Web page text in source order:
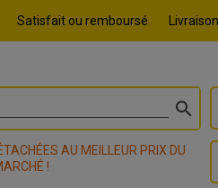
Satisfait ou remboursé

AU MEILLEUR PRIX DU
!